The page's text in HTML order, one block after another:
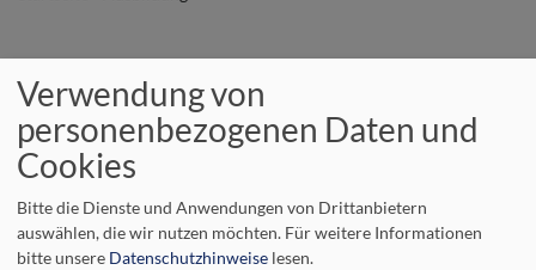
Ausbildung
Monika Muck als
Prädikantin eingeführt
Verwendung von
personenbezogenen Daten und
Cookies
Bitte die Dienste und Anwendungen von Drittanbietern
auswählen, die wir nutzen möchten. Für weitere Informationen
bitte unsere Datenschutzhinweise lesen.